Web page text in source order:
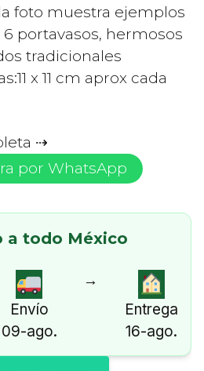
foto muestra ejemplos
portavasos, hermosos
tradicionales
x 11 cm aprox cada
por WhatsApp
a todo México
Envío
09-ago.
→
Entrega
16-ago.